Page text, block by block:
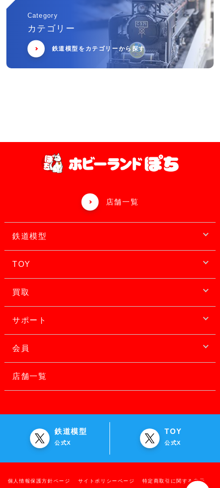
Category
カテゴリー
鉄道模型をカテゴリーから探す
店舗一覧
鉄道模型
TOY
買取
サポート
会員
店舗一覧
鉄道模型
公式X
TOY
公式X
個人情報保護方針ページ サイトポリシーページ 特定商取引に関する表示